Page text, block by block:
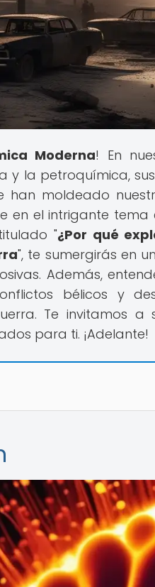
Moderna! En
y la petroquímica,
han moldeado
en el intrigante tema
"¿Por qué
", te sumergirás en
Además,
bélicos y
Te invitamos
para ti. ¡Adelante!